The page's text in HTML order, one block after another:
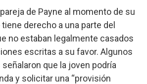
pareja de Payne al momento de su
derecho a una parte del
no estaban legalmente casados
escritas a su favor. Algunos
que la joven podría
y solicitar una “provisión